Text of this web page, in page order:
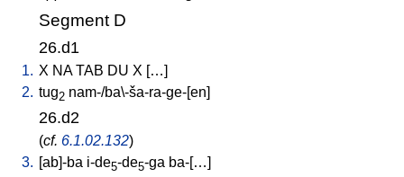
Segment D
26.d1
1. X NA TAB DU X […]
2. tug2 nam-/ba\-ša-ra-ge-[en]
26.d2
(cf. 6.1.02.132)
3. [ab]-ba i-de5-de5-ga ba-[…]